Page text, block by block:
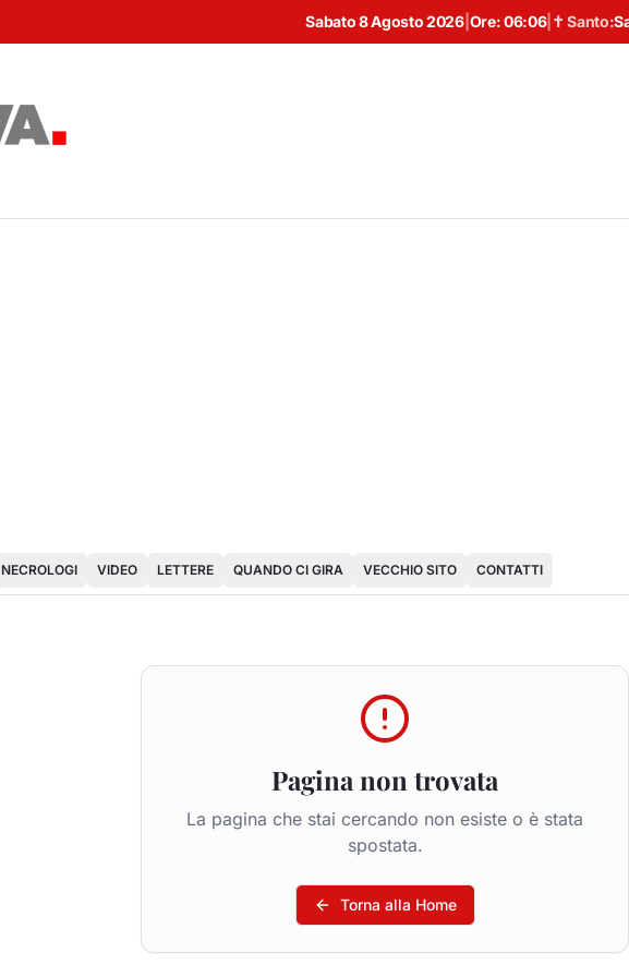
Sabato 8 Agosto 2026| Ore:06:06| ✝ Santo:
NECROLOGI VIDEO LETTERE QUANDO CI GIRA VECCHIO SITO CONTATTI
Pagina non trovata
La pagina che stai cercando non esiste o è stata
spostata.
Torna alla Home